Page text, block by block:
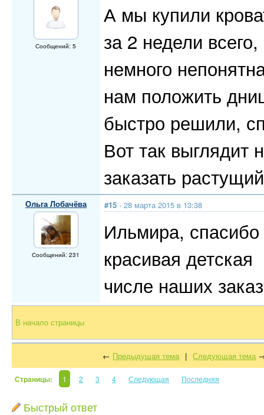
Сообщений: 5
А мы купили
за 2 недели
немного
нам положить
быстро решили,
Вот так
заказать
Ольга Лобачёва
Сообщений: 231
#15 - 28 марта 2015 в 13:38
Ильмира,
красивая
числе наших
В начало страницы
← Предыдущая тема | Следующая тема
Страницы: 1 2 3 4 Следующая Последняя
Быстрый ответ